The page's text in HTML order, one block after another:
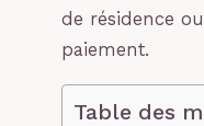
de résidence
paiement.
Table des